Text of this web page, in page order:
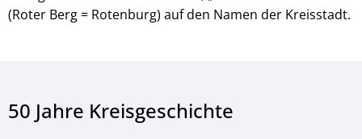
(Roter Berg = Rotenburg) auf den Namen der Kreisstadt.
50 Jahre Kreisgeschichte